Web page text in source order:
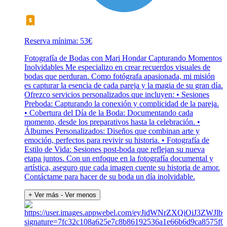
Reserva mínima: 53€
Fotografía de Bodas con Mari Hondar Capturando Momentos
Inolvidables Me especializo en crear recuerdos visuales de
bodas que perduran. Como fotógrafa apasionada, mi misión
es capturar la esencia de cada pareja y la magia de su gran día.
Ofrezco servicios personalizados que incluyen: • Sesiones
Preboda: Capturando la conexión y complicidad de la pareja.
• Cobertura del Día de la Boda: Documentando cada
momento, desde los preparativos hasta la celebración. •
Álbumes Personalizados: Diseños que combinan arte y
emoción, perfectos para revivir su historia. • Fotografía de
Estilo de Vida: Sesiones post-boda que reflejan su nueva
etapa juntos. Con un enfoque en la fotografía documental y
artística, aseguro que cada imagen cuente su historia de amor.
Contáctame para hacer de su boda un día inolvidable.
+ Ver más - Ver menos